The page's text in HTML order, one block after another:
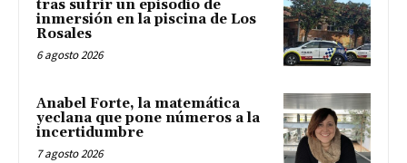
tras sufrir un episodio de
inmersión en la piscina de Los
Rosales
6 agosto 2026
Anabel Forte, la matemática
yeclana que pone números a la
incertidumbre
7 agosto 2026